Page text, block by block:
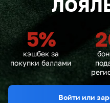
5%
кэшбек за
покупки баллами
Войти или